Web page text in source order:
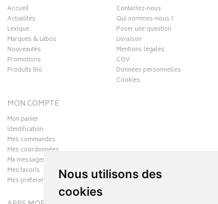
Nous utilisons des
cookies
Accueil
Actualités
Lexique
Marques & Labos
Nouveautés
Promotions
Produits Bio
Contactez-nous
Qui sommes-nous ?
Poser une question
Livraison
Mentions légales
CGV
Données personnelles
Cookies
MON COMPTE
Mon panier
Identification
Mes commandes
Mes coordonnées
Ma messagerie
Mes favoris
Mes préférences Cookies